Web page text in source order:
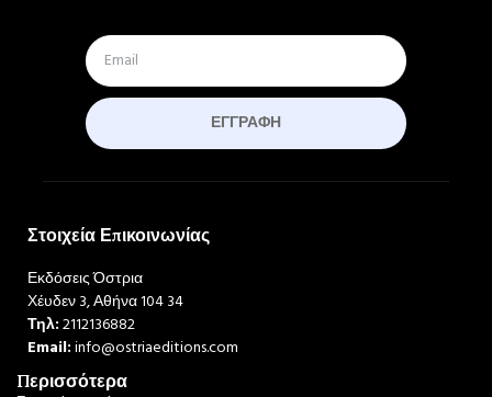
ΕΓΓΡΑΦΉ
Στοιχεία Επικοινωνίας
Εκδόσεις Όστρια
Χέυδεν 3, Αθήνα 104 34
Τηλ:2112136882
Email:info@ostriaeditions.com
Περισσότερα